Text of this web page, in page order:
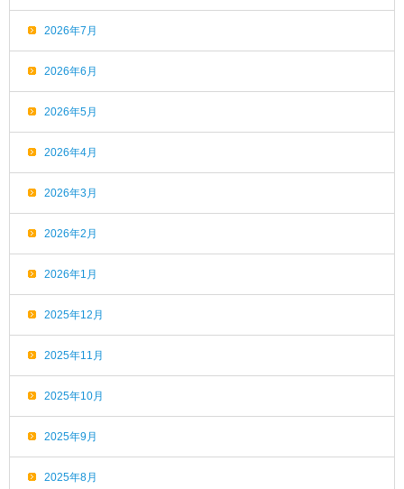
2026年7月
2026年6月
2026年5月
2026年4月
2026年3月
2026年2月
2026年1月
2025年12月
2025年11月
2025年10月
2025年9月
2025年8月